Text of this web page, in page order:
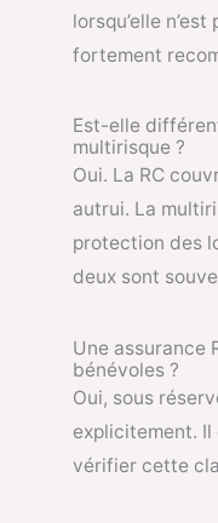
lorsqu’elle
fortement
Est-elle
multirisque ?
Oui. La RC
autrui. La
protection des
deux sont
Une assurance
bénévoles ?
Oui, sous
explicitement.
vérifier cette